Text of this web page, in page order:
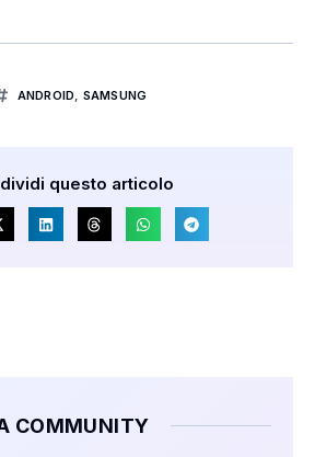
ANDROID, SAMSUNG
questo articolo
COMMUNITY